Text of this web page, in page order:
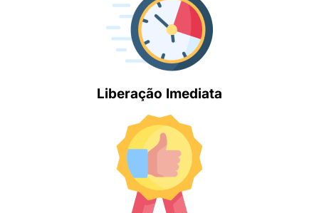
Liberação Imediata